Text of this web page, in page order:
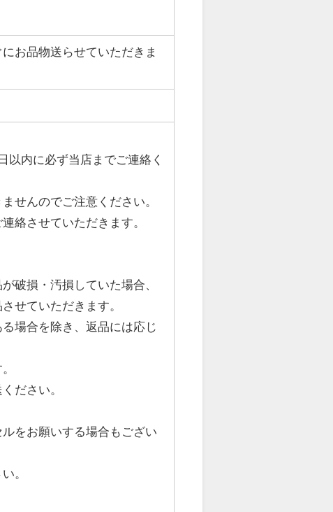
お品物送らせていただきま
以内に必ず当店までご連絡く
せんのでご注意ください。
絡させていただきます。
破損・汚損していた場合、
せていただきます。
場合を除き、返品には応じ
ださい。
をお願いする場合もござい
。